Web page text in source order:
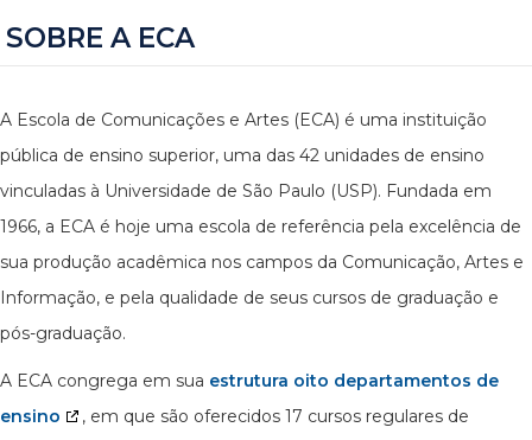
SOBRE A ECA
A Escola de Comunicações e Artes (ECA) é uma instituição
pública de ensino superior, uma das 42 unidades de ensino
vinculadas à Universidade de São Paulo (USP). Fundada em
1966, a ECA é hoje uma escola de referência pela excelência de
sua produção acadêmica nos campos da Comunicação, Artes e
Informação, e pela qualidade de seus cursos de graduação e
pós-graduação.
A ECA congrega em sua estrutura oito departamentos de
ensino
, em que são oferecidos 17 cursos regulares de